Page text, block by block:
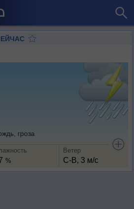
гроза
%
Ветер
С-В, 3 м/с